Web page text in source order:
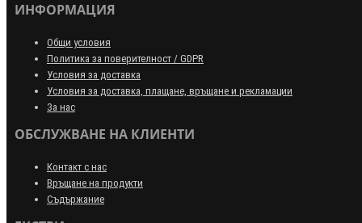
ИНФОРМАЦИЯ
Общи условия
Политика за поверителност / GDPR
Условия за доставка
Условия за доставка, плащане, връщане и рекламации
За нас
ОБСЛУЖВАНЕ НА КЛИЕНТИ
Контакт с нас
Връщане на продукти
Съдържание